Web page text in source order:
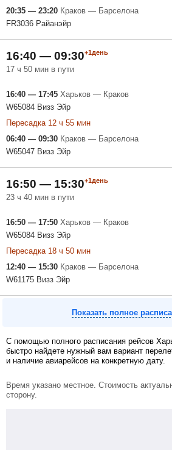
20:35 — 23:20 Краков — Барселона
FR3036 Райанэйр
16:40 — 09:30+1день
17 ч 50 мин в пути
16:40 — 17:45 Харьков — Краков
W65084 Визз Эйр
Пересадка 12 ч 55 мин
06:40 — 09:30 Краков — Барселона
W65047 Визз Эйр
16:50 — 15:30+1день
23 ч 40 мин в пути
16:50 — 17:50 Харьков — Краков
W65084 Визз Эйр
Пересадка 18 ч 50 мин
12:40 — 15:30 Краков — Барселона
W61175 Визз Эйр
Показать полное
С помощью полного расписания рейсов
быстро найдете нужный вам вариант
и наличие авиарейсов на конкретную дату.
Время указано местное. Стоимость
сторону.